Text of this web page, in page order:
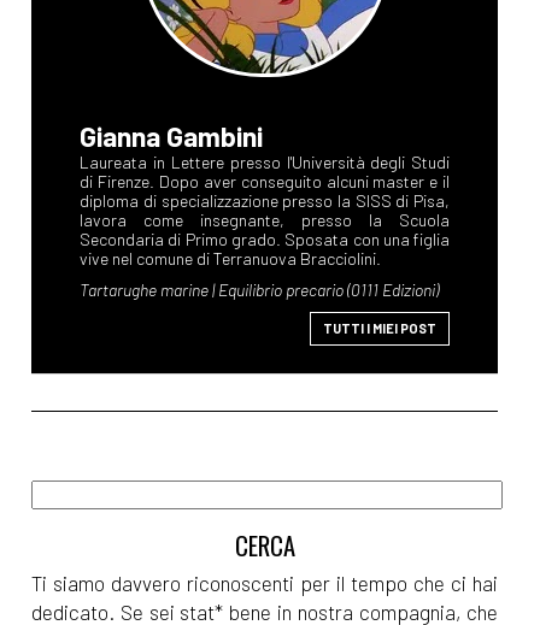
Gianna Gambini
TUTTI I MIEI POST
Ti siamo davvero riconoscenti per il tempo che ci hai
dedicato. Se sei stat* bene in nostra compagnia, che